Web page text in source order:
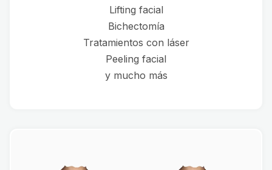
Lifting facial
Bichectomía
Tratamientos con láser
Peeling facial
y mucho más